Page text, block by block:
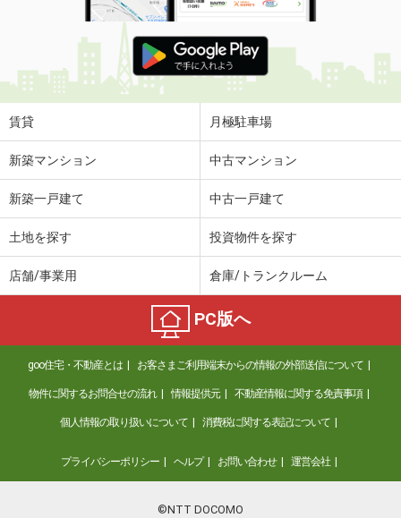
賃貸 月極駐車場
新築マンション 中古マンション
新築一戸建て 中古一戸建て
土地を探す 投資物件を探す
店舗/事業用 倉庫/トランクルーム
PC版へ
goo住宅・不動産とは お客さまご利用端末からの情報の外部送信について
物件に関するお問合せの流れ 情報提供元 不動産情報に関する免責事項
個人情報の取り扱いについて 消費税に関する表記について
プライバシーポリシー ヘルプ お問い合わせ 運営会社
©NTT DOCOMO